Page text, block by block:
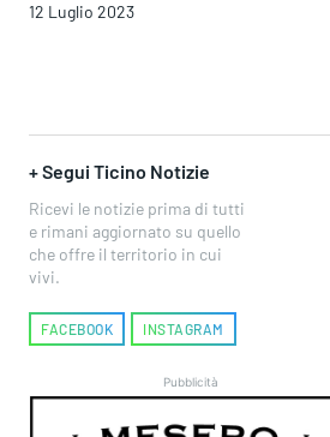
12 Luglio 2023
+ Segui Ticino Notizie
Ricevi le notizie prima di tutti
e rimani aggiornato su quello
che offre il territorio in cui
vivi.
FACEBOOK INSTAGRAM
Pubblicità